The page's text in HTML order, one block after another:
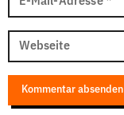
Webseite
Kommentar absenden